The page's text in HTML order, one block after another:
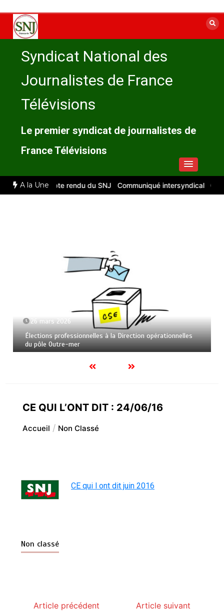
contenu
Syndicat National des
Journalistes de France
Télévisions
Le premier syndicat de journalistes de
France Télévisions
A la Une
2026 : compte rendu du SNJ Communiqué intersyndical
26 mars 2026
Élections professionnelles à la Direction opérationnelles
du pôle Outre-mer
CE QUI L’ONT DIT : 24/06/16
Accueil Non Classé
CE qui l ont dit juin 2016
Non classé
Article précédent Article suivant